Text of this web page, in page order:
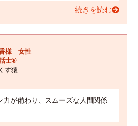
続きを読む
様 女性
士®
す猿
力が備わり、スムーズな人間関係